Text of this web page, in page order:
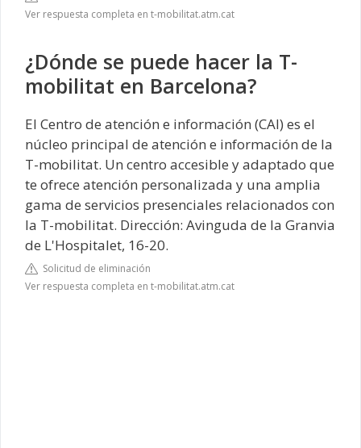
Ver respuesta completa en t-mobilitat.atm.cat
¿Dónde se puede hacer la T-
mobilitat en Barcelona?
El Centro de atención e información (CAI) es el
núcleo principal de atención e información de la
T-mobilitat. Un centro accesible y adaptado que
te ofrece atención personalizada y una amplia
gama de servicios presenciales relacionados con
la T-mobilitat. Dirección: Avinguda de la Granvia
de L'Hospitalet, 16-20.
Solicitud de eliminación
Ver respuesta completa en t-mobilitat.atm.cat